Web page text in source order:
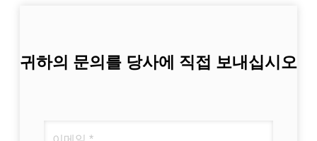
귀하의 문의를 당사에 직접 보내십시오